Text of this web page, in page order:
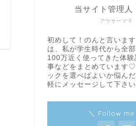
アラサーママ
当サイト管理
初めして！のんと言いま
は、私が学生時代から全
100万近く使ってきた体験
事などをまとめています
ックを選べばよいか悩ん
軽にメッセージして下さい
＼ Follow me